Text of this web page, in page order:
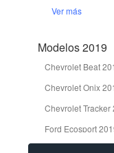
Ver más
Modelos 2019
Chevrolet Beat
Chevrolet Onix
Chevrolet Tracker
Ford Ecosport